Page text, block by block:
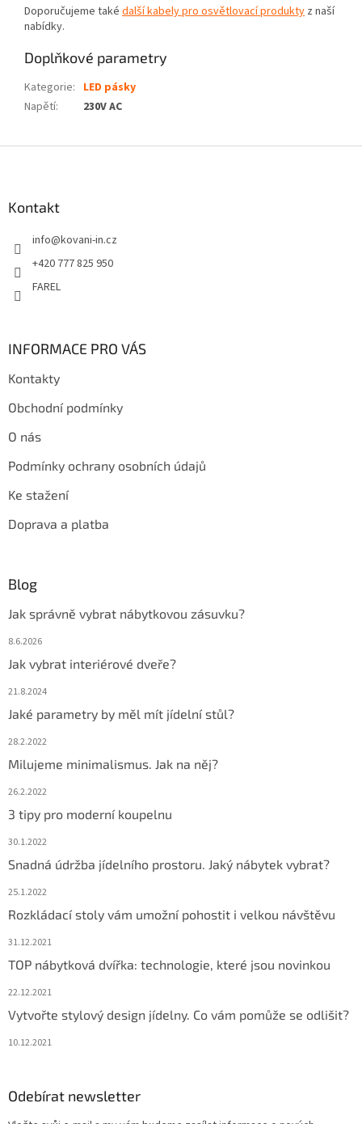
Doporučujeme také další kabely pro osvětlovací produkty z naší
nabídky.
Doplňkové parametry
Kategorie: LED pásky
Napětí: 230V AC
Kontakt
info@kovani-in.cz
+420 777 825 950
FAREL
INFORMACE PRO VÁS
Kontakty
Obchodní podmínky
O nás
Podmínky ochrany osobních údajů
Ke stažení
Doprava a platba
Blog
Jak správně vybrat nábytkovou zásuvku?
8.6.2026
Jak vybrat interiérové dveře?
21.8.2024
Jaké parametry by měl mít jídelní stůl?
28.2.2022
Milujeme minimalismus. Jak na něj?
26.2.2022
3 tipy pro moderní koupelnu
30.1.2022
Snadná údržba jídelního prostoru. Jaký nábytek vybrat?
25.1.2022
Rozkládací stoly vám umožní pohostit i velkou návštěvu
31.12.2021
TOP nábytková dvířka: technologie, které jsou novinkou
22.12.2021
Vytvořte stylový design jídelny. Co vám pomůže se odlišit?
10.12.2021
Odebírat newsletter